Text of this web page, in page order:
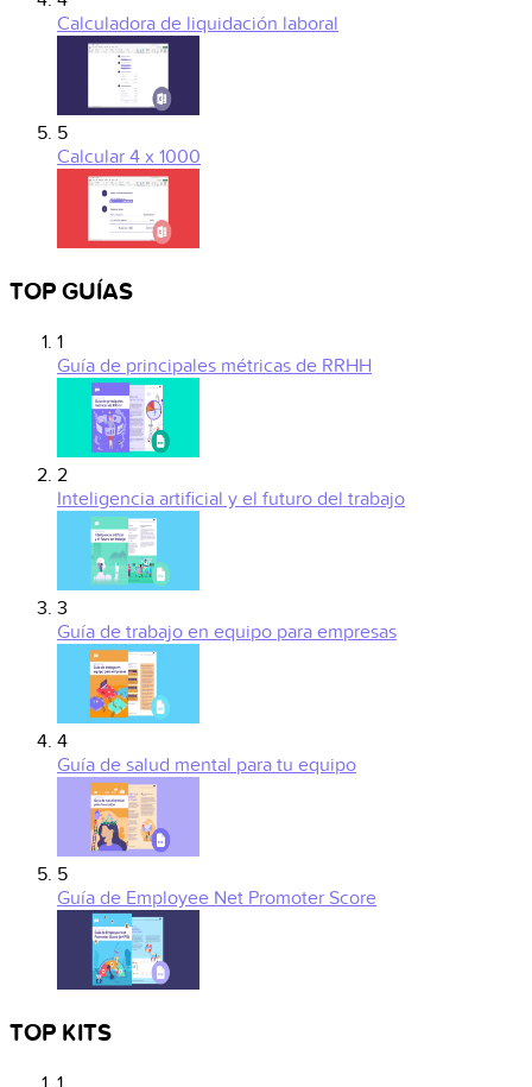
Calculadora de liquidación laboral
5
Calcular 4 x 1000
TOP GUÍAS
1
Guía de principales métricas de RRHH
2
Inteligencia artificial y el futuro del trabajo
3
Guía de trabajo en equipo para empresas
4
Guía de salud mental para tu equipo
5
Guía de Employee Net Promoter Score
TOP KITS